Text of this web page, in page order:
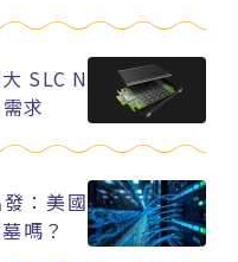
SLC N
求
：美國
嗎？